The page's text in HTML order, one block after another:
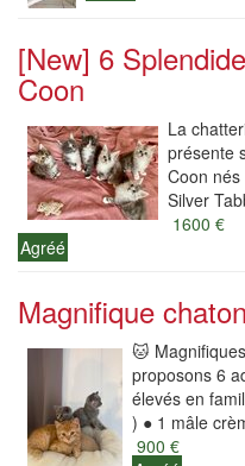
[New] 6
Coon
La
présente
Coon
Silver
1600 €
Agréé
Magnifique
🐱
proposons 6
élevés en
) ● 1 mâle
900 €